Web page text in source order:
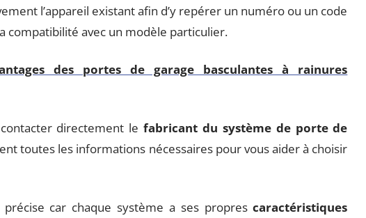
l’appareil existant afin d’y repérer un numéro ou un code
compatibilité avec un modèle particulier.
des portes de garage basculantes à rainures
directement lefabricant du système de porte de
toutes les informations nécessaires pour vous aider à choisir
car chaque système a ses proprescaractéristiques